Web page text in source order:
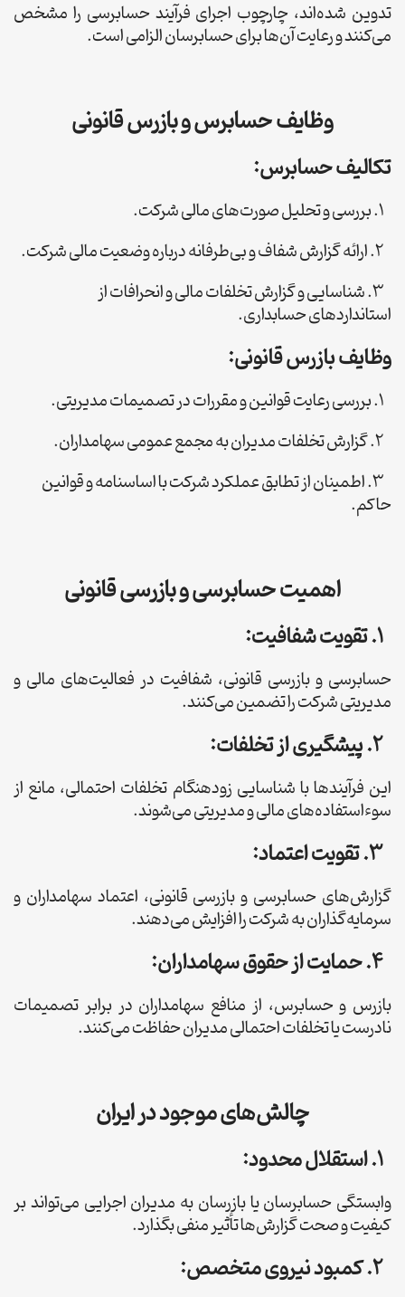
تدوین شده‌اند، چارچوب اجرای فرآیند حسابرسی را مشخص
می‌کنند و رعایت آن‌ها برای حسابرسان الزامی است.
وظایف حسابرس و بازرس قانونی
تکالیف حسابرس:
3. شناسایی و گزارش تخلفات مالی و انحرافات از
استانداردهای حسابداری.
وظایف بازرس قانونی:
3. اطمینان از تطابق عملکرد شرکت با اساسنامه و قوانین
حاکم.
اهمیت حسابرسی و بازرسی قانونی
حسابرسی و بازرسی قانونی، شفافیت در فعالیت‌های مالی و
مدیریتی شرکت را تضمین می‌کنند.
این فرآیندها با شناسایی زودهنگام تخلفات احتمالی، مانع از
سوءاستفاده‌های مالی و مدیریتی می‌شوند.
گزارش‌های حسابرسی و بازرسی قانونی، اعتماد سهامداران و
سرمایه‌گذاران به شرکت را افزایش می‌دهند.
بازرس و حسابرس، از منافع سهامداران در برابر تصمیمات
نادرست یا تخلفات احتمالی مدیران حفاظت می‌کنند.
چالش‌های موجود در ایران
وابستگی حسابرسان یا بازرسان به مدیران اجرایی می‌تواند بر
کیفیت و صحت گزارش‌ها تأثیر منفی بگذارد.